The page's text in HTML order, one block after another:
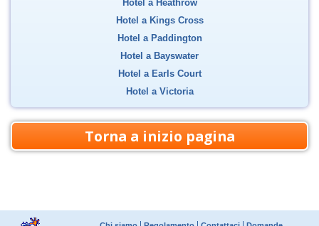
Hotel a Heathrow
Hotel a Kings Cross
Hotel a Paddington
Hotel a Bayswater
Hotel a Earls Court
Hotel a Victoria
Torna a inizio pagina